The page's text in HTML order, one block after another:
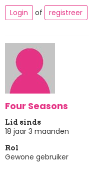
Login
of registreer
Four Seasons
Lid sinds
18 jaar 3 maanden
Rol
Gewone gebruiker